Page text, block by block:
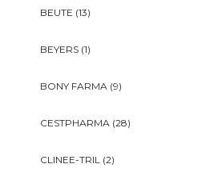
BEUTE (13)
BEYERS (1)
BONY FARMA (9)
CESTPHARMA (28)
CLINEE-TRIL (2)